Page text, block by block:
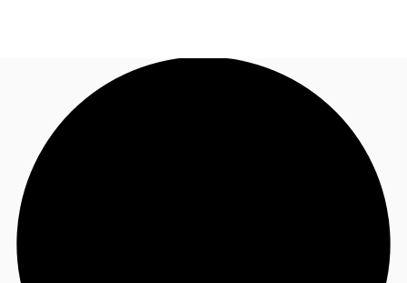
Blog
Données marchés
Appelez maintenant